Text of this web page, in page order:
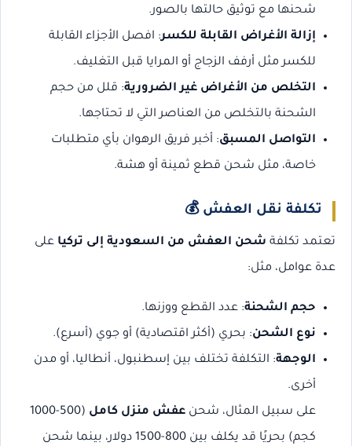
شحنها مع توثيق حالتها بالصور.
إزالة الأغراض القابلة للكسر: افصل الأجزاء القابلة
للكسر مثل أرفف الزجاج أو المرايا قبل التغليف.
التخلص من الأغراض غير الضرورية: قلل من حجم
الشحنة بالتخلص من العناصر التي لا تحتاجها.
التواصل المسبق: أخبر فريق الرهوان بأي متطلبات
خاصة، مثل شحن قطع ثمينة أو هشة.
تكلفة نقل العفش 💰
تعتمد تكلفة شحن العفش من السعودية إلى تركيا على
عدة عوامل، مثل:
حجم الشحنة: عدد القطع ووزنها.
نوع الشحن: بحري (أكثر اقتصادية) أو جوي (أسرع).
الوجهة: التكلفة تختلف بين إسطنبول، أنطاليا، أو مدن
أخرى.
على سبيل المثال، شحن عفش منزل كامل
(500-1000
كجم) بحريًا قد يكلف بين 800-1500 دولار، بينما شحن